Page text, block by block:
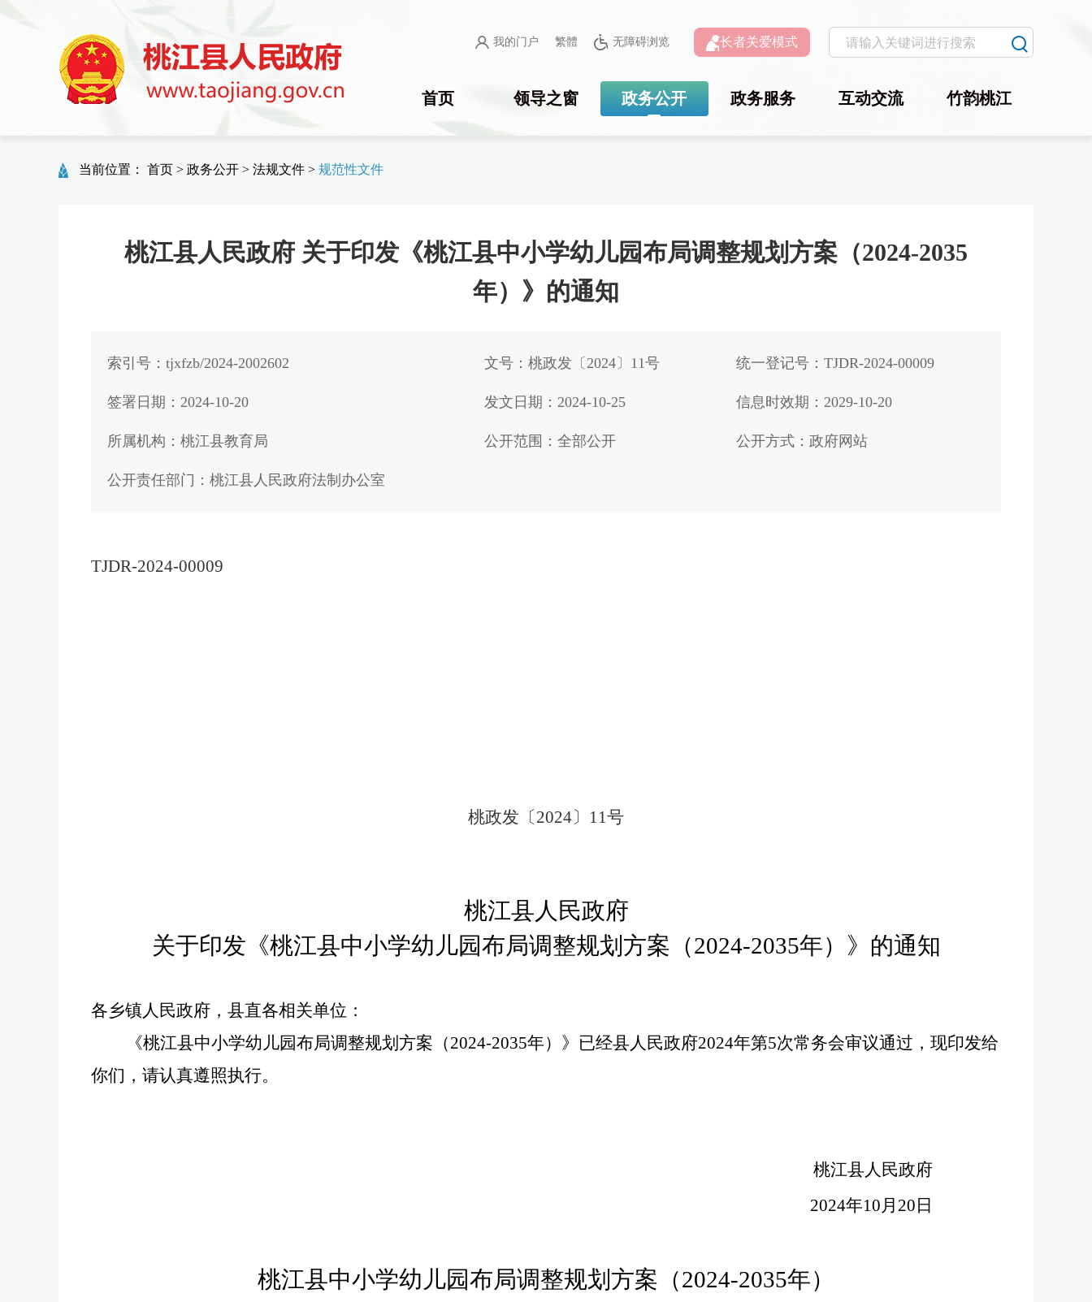
我的门户 繁體 无障碍浏览 长者关爱模式
首页 领导之窗 政务公开 政务服务 互动交流 竹韵桃江
当前位置： 首页 > 政务公开 > 法规文件 > 规范性文件
桃江县人民政府 关于印发《桃江县中小学幼儿园布局调整规划方案（2024-2035
年）》的通知
索引号：tjxfzb/2024-2002602 文号：桃政发〔2024〕11号 统一登记号：TJDR-2024-00009
签署日期：2024-10-20 发文日期：2024-10-25 信息时效期：2029-10-20
所属机构：桃江县教育局 公开范围：全部公开 公开方式：政府网站
公开责任部门：桃江县人民政府法制办公室
TJDR-2024-00009
桃政发〔2024〕 11号
桃江县人民政府
关于印发《桃江县中小学幼儿园布局调整规划方案（2024-2035年）》的通知
各乡镇人民政府，县直各相关单位：
《桃江县中小学幼儿园布局调整规划方案（2024-2035年）》已经县人民政府2024年第5次常务会审议通过，现印发给
你们，请认真遵照执行。
桃江县人民政府
2024年10月 20 日
桃江县中小学幼儿园布局调整规划方案（2024-2035年）